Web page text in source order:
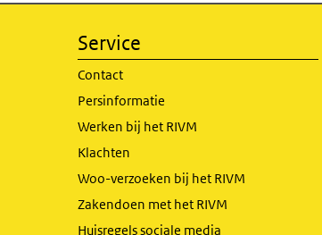
Service
Contact
Persinformatie
Werken bij het RIVM
Klachten
Woo-verzoeken bij het RIVM
Zakendoen met het RIVM
Huisregels sociale media